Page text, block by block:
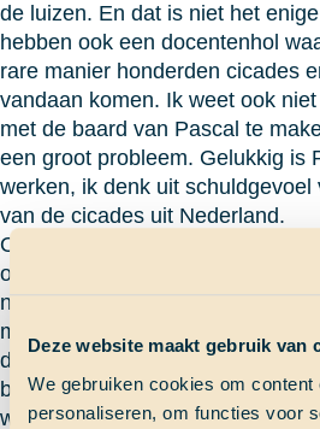
Deze website maakt gebruik van
We gebruiken cookies om content
personaliseren, om functies voor
de luizen. En dat is niet het
hebben ook een docentenhol
rare manier honderden cicades
vandaan komen. Ik weet ook
met de baard van Pascal te
een groot probleem. Gelukkig is
werken, ik denk uit schuldgevoel
van de cicades uit Nederland.
Onze boot is een verzameling
overal. In het meel van je brood
niet in het contract! Maar ja,
maar. We gingen dus op
deze zijn (bijna allemaal)
beter met de beestjes op onze
weet het nog goed. Ik werd